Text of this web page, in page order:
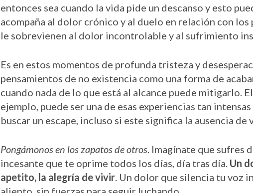
entonces sea cuando la vida pide un descanso y esto
acompaña al dolor crónico y al duelo en relación con
le sobrevienen al dolor incontrolable y al sufrimiento
Es en estos momentos de profunda tristeza y
pensamientos de no existencia como una forma de
cuando nada de lo que está al alcance puede mitigarlo.
ejemplo, puede ser una de esas experiencias tan
buscar un escape, incluso si este significa la ausencia de
Pongámonos en los zapatos de otros . Imagínate que sufres
incesante que te oprime todos los días, día tras día. Un
apetito, la alegría de vivir . Un dolor que silencia tu voz